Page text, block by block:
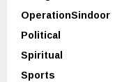
OperationSindoor
Political
Spiritual
Sports